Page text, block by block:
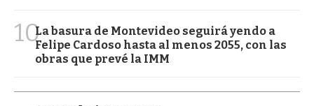
10La basura de Montevideo seguirá yendo a
Felipe Cardoso hasta al menos 2055, con las
obras que prevé la IMM